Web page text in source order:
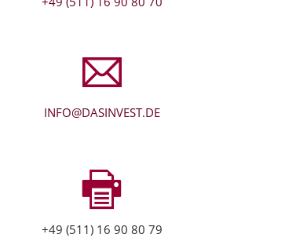
INFO@DASINVEST.DE
+49 (511) 16 90 80 79